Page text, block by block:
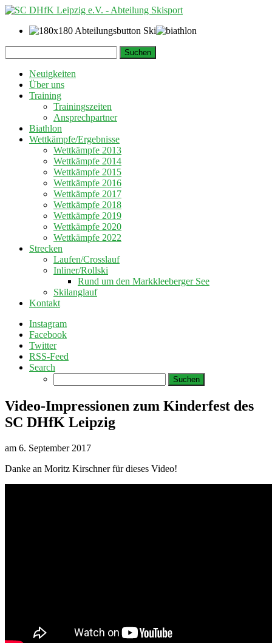
zum
Inhalt
nach:
Neuigkeiten
Über uns
Training
Trainingszeiten
Ansprechpartner
Biathlon
Wettkämpfe/Ergebnisse
Wettkämpfe 2013
Wettkämpfe 2014
Wettkämpfe 2015
Wettkämpfe 2016
Wettkämpfe 2017
Wettkämpfe 2018
Wettkämpfe 2019
Wettkämpfe 2020
Wettkämpfe 2022
Strecken
Laufen/Crosslauf
Inliner/Rollski
Rund um den Markkleeberger See
Skilanglauf
Kontakt
Instagram
Facebook
Twitter
RSS-Feed
Search
nach:
Video-Impressionen zum Kinderfest des
SC DHfK Leipzig
am 6. September 2017
Danke an Moritz Kirschner für dieses Video!